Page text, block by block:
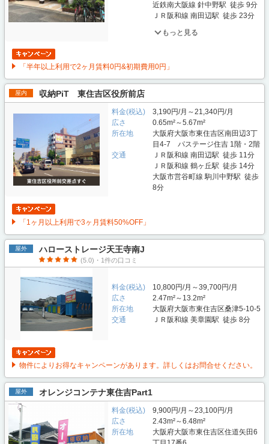
近鉄南大阪線 針中野駅 徒歩 9分
ＪＲ阪和線 南田辺駅 徒歩 23分
もっと見る
「半年以上利用で2ヶ月賃料0円&初期費用0円」
屋内 収納PiT 東住吉区役所前店
料金(税込)
3,190円/月～21,340円/月
広さ
0.65m²～5.67m²
所在地
大阪府大阪市東住吉区南田辺3丁
目4-7 パステージ住吉 1階・2階
交通
ＪＲ阪和線 南田辺駅 徒歩 11分
ＪＲ阪和線 鶴ヶ丘駅 徒歩 14分
大阪市営谷町線 駒川中野駅 徒歩
8分
「1ヶ月以上利用で3ヶ月賃料50%OFF」
屋外 ハローストレージ天王寺南J
(5.0)・1件の口コミ
料金(税込)
10,800円/月～39,700円/月
広さ
2.47m²～13.2m²
所在地
大阪府大阪市東住吉区桑津5-10-5
交通
ＪＲ阪和線 美章園駅 徒歩 8分
物件によりお得なキャンペーンがあります。詳しくはお問合せください。
屋外 オレンジコンテナ東住吉Part1
料金(税込)
9,900円/月～23,100円/月
広さ
2.43m²～6.48m²
所在地
大阪府大阪市東住吉区住道矢田6